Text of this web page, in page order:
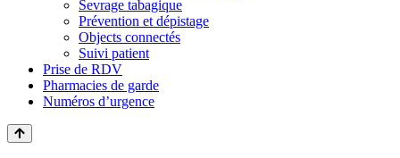
Sevrage tabagique
Prévention et dépistage
Objects connectés
Suivi patient
Prise de RDV
Pharmacies de garde
Numéros d’urgence